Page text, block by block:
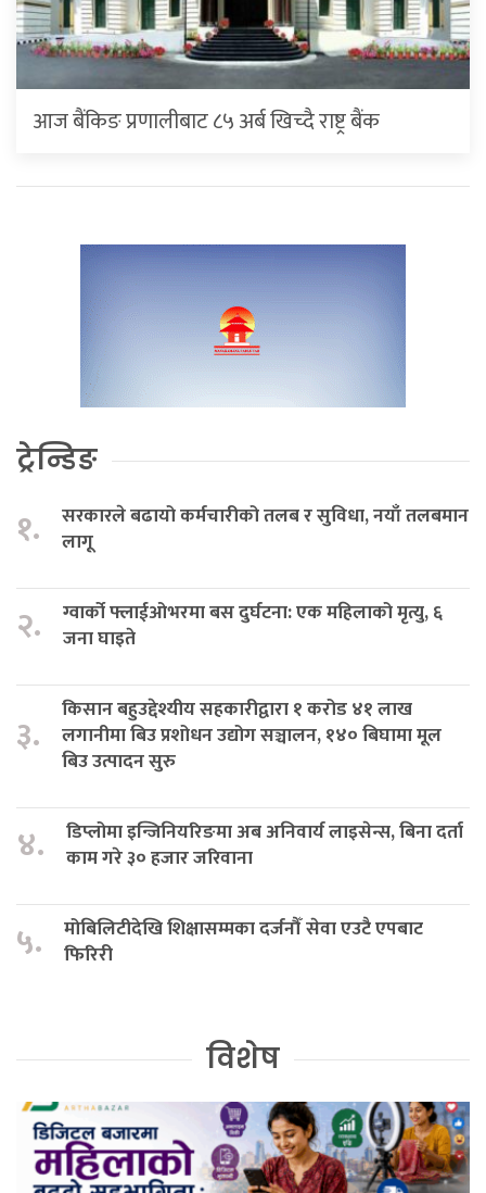
आज बैंकिङ प्रणालीबाट ८५ अर्ब खिच्दै राष्ट्र बैंक
ट्रेन्डिङ
१.
सरकारले बढायो कर्मचारीको तलब र सुविधा, नयाँ तलबमान
लागू
२.
ग्वार्को फ्लाईओभरमा बस दुर्घटना: एक महिलाको मृत्यु, ६
जना घाइते
३.
किसान बहुउद्देश्यीय सहकारीद्वारा १ करोड ४१ लाख
लगानीमा बिउ प्रशोधन उद्योग सञ्चालन, १४० बिघामा मूल
बिउ उत्पादन सुरु
४.
डिप्लोमा इन्जिनियरिङमा अब अनिवार्य लाइसेन्स, बिना दर्ता
काम गरे ३० हजार जरिवाना
५.
मोबिलिटीदेखि शिक्षासम्मका दर्जनौँ सेवा एउटै एपबाट
फिरिरी
विशेष